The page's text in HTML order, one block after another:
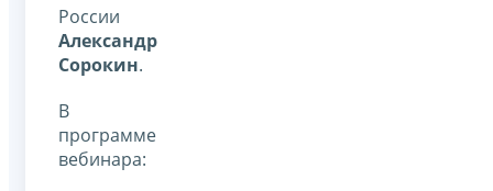
России
Александр
Сорокин.
В
программе
вебинара: